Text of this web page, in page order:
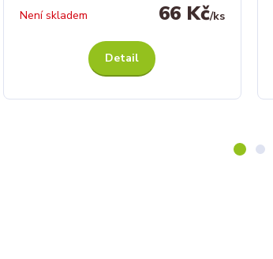
66 Kč/ks
Není skladem
Detail